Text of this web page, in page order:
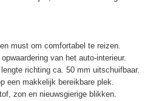
must om comfortabel te reizen.
van het auto-interieur.
richting ca. 50 mm uitschuifbaar.
een makkelijk bereikbare plek.
zon en nieuwsgierige blikken.